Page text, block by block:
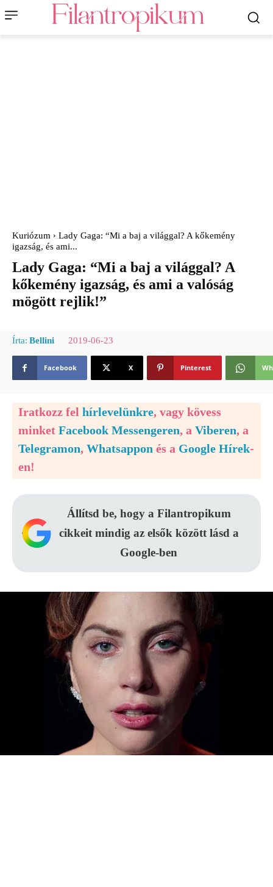
Kuriózum
Lady Gaga: “Mi a baj a világgal? A kőkemény
igazság, és ami...
Lady Gaga: “Mi a baj a világgal? A
kőkemény igazság, és ami a valóság
mögött rejlik!”
Írta: Bellini 2019-06-23
Facebook X Pinterest
Iratkozz fel hírlevelünkre, vagy kövess
minket Facebook Messengeren, a Viberen, a
Telegramon, Whatsappon és a Google Hírek-
en!
Állítsd be, hogy a Filantropikum
cikkeit mindig az elsők között lásd a
Google-ben